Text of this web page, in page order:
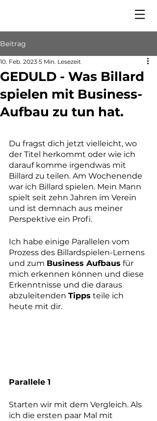
Beitrag
GEDULD - Was Billard
spielen mit Business-
Aufbau zu tun hat.
10. Feb. 2023 5 Min. Lesezeit
Du fragst dich jetzt vielleicht, wo
der Titel herkommt oder wie ich
darauf komme irgendwas mit
Billard zu teilen. Am Wochenende
war ich Billard spielen. Mein Mann
spielt seit zehn Jahren im Verein
und ist demnach aus meiner
Perspektive ein Profi.
Ich habe einige Parallelen vom
Prozess des Billardspielen-Lernens
und zum Business Aufbaus für
mich erkennen können und diese
Erkenntnisse und die daraus
abzuleitenden Tipps teile ich
heute mit dir.
Parallele 1
Starten wir mit dem Vergleich. Als
ich die ersten paar Mal mit